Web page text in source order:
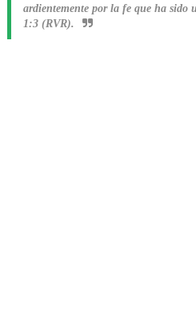
ardientemente por la fe que ha sido
1:3 (RVR).